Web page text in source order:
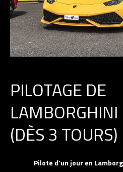
PILOTAGE DE
(DÈS 3 TOURS)
Pilote d’un jour en